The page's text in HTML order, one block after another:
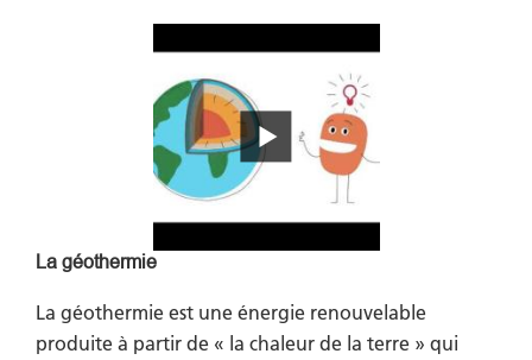
La géothermie
La géothermie est une énergie renouvelable
produite à partir de « la chaleur de la terre » qui